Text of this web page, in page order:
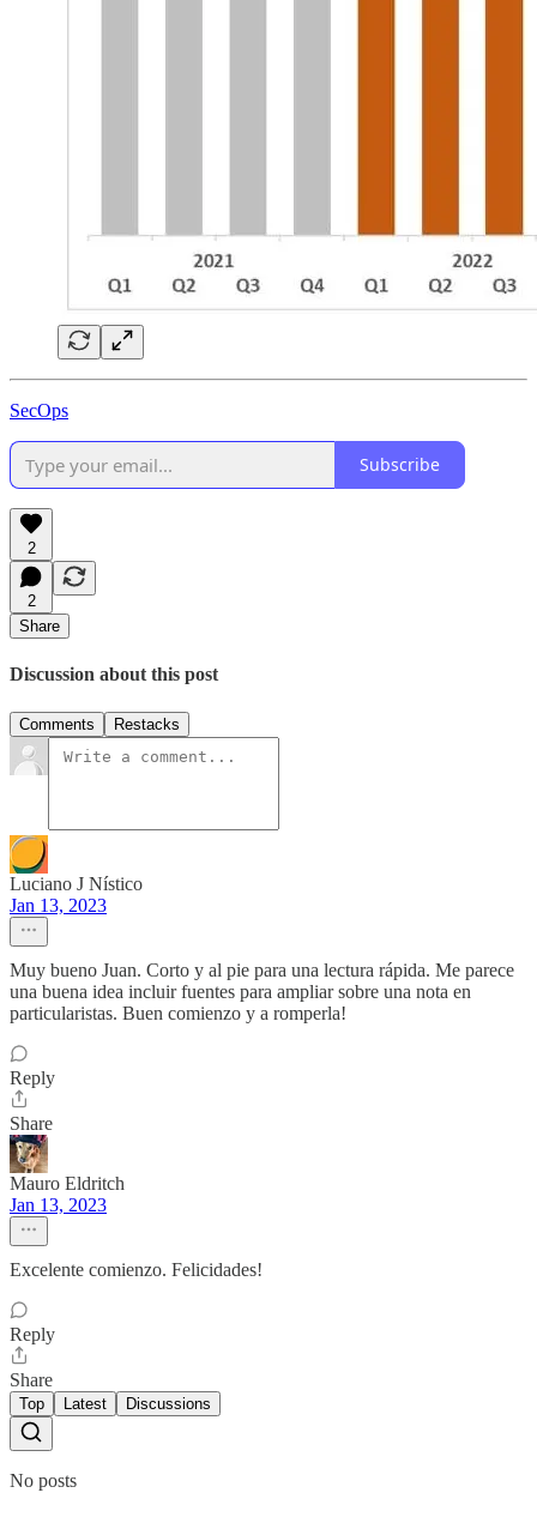
SecOps
Subscribe
2
2
Share
Discussion about this post
Comments Restacks
Luciano J Nístico
Jan 13, 2023
Muy bueno Juan. Corto y al pie para una lectura rápida. Me parece
una buena idea incluir fuentes para ampliar sobre una nota en
particularistas. Buen comienzo y a romperla!
Reply
Share
Mauro Eldritch
Jan 13, 2023
Excelente comienzo. Felicidades!
Reply
Share
Top Latest Discussions
No posts